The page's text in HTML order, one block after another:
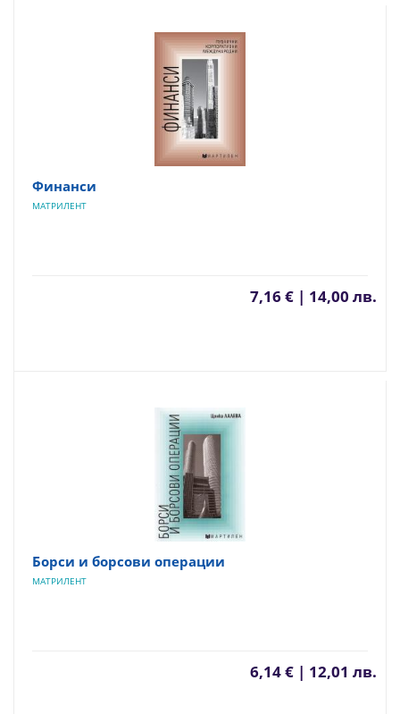
Финанси
МАТРИЛЕНТ
7,16 € | 14,00 лв.
Борси и борсови операции
МАТРИЛЕНТ
6,14 € | 12,01 лв.